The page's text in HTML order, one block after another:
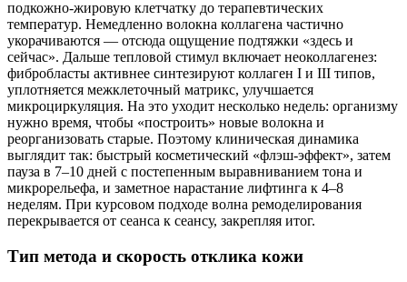
подкожно‑жировую клетчатку до терапевтических
температур. Немедленно волокна коллагена частично
укорачиваются — отсюда ощущение подтяжки «здесь и
сейчас». Дальше тепловой стимул включает неоколлагенез:
фибробласты активнее синтезируют коллаген I и III типов,
уплотняется межклеточный матрикс, улучшается
микроциркуляция. На это уходит несколько недель: организму
нужно время, чтобы «построить» новые волокна и
реорганизовать старые. Поэтому клиническая динамика
выглядит так: быстрый косметический «флэш‑эффект», затем
пауза в 7–10 дней с постепенным выравниванием тона и
микрорельефа, и заметное нарастание лифтинга к 4–8
неделям. При курсовом подходе волна ремоделирования
перекрывается от сеанса к сеансу, закрепляя итог.
Тип метода и скорость отклика кожи